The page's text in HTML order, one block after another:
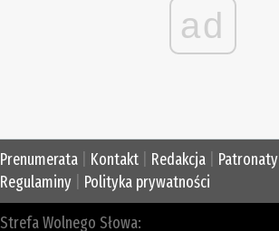
ad
Prenumerata Kontakt Redakcja Patronaty
Regulaminy
Polityka prywatności
Strefa Wolnego Słowa: